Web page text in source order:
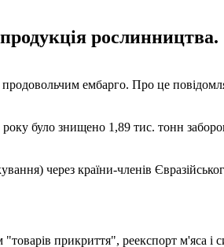
рослинництва.
ембарго. Про це
було знищено 1,89 тис. тонн
через країни-членів
прикриття", реекспорт м'яса і